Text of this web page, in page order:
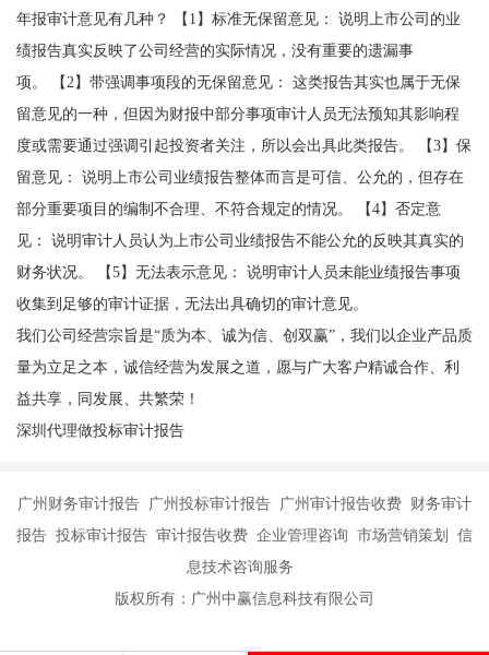
年报审计意见有几种？ 【1】标准无保留意见： 说明上市公司的业
绩报告真实反映了公司经营的实际情况，没有重要的遗漏事
项。 【2】带强调事项段的无保留意见： 这类报告其实也属于无保
留意见的一种，但因为财报中部分事项审计人员无法预知其影响程
度或需要通过强调引起投资者关注，所以会出具此类报告。 【3】保
留意见： 说明上市公司业绩报告整体而言是可信、公允的，但存在
部分重要项目的编制不合理、不符合规定的情况。 【4】否定意
见： 说明审计人员认为上市公司业绩报告不能公允的反映其真实的
财务状况。 【5】无法表示意见： 说明审计人员未能业绩报告事项
收集到足够的审计证据，无法出具确切的审计意见。
我们公司经营宗旨是“质为本、诚为信、创双赢”，我们以企业产品质
量为立足之本，诚信经营为发展之道，愿与广大客户精诚合作、利
益共享，同发展、共繁荣！
深圳代理做投标审计报告
广州财务审计报告 广州投标审计报告 广州审计报告收费 财务审计
报告 投标审计报告 审计报告收费 企业管理咨询 市场营销策划 信
息技术咨询服务
版权所有：广州中赢信息科技有限公司